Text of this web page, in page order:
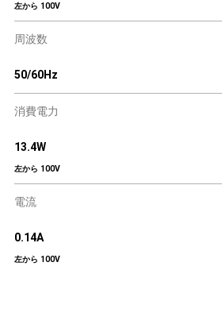
左から 100V
周波数
50/60Hz
消費電力
13.4W
左から 100V
電流
0.14A
左から 100V